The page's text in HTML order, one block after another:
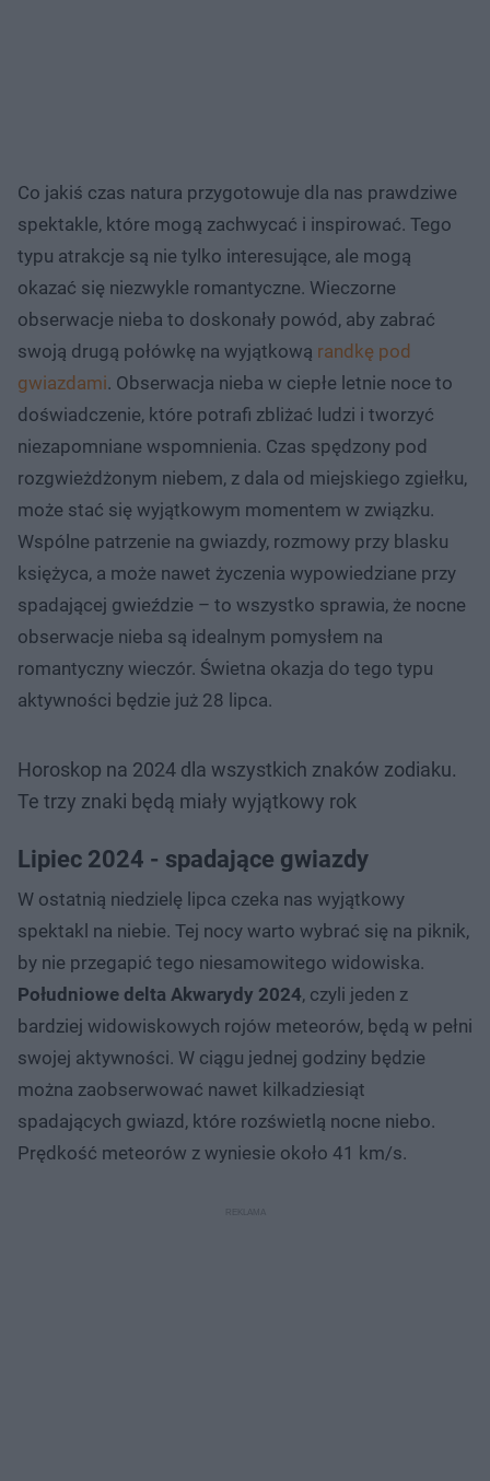
Co jakiś czas natura przygotowuje dla nas prawdziwe
spektakle, które mogą zachwycać i inspirować. Tego
typu atrakcje są nie tylko interesujące, ale mogą
okazać się niezwykle romantyczne. Wieczorne
obserwacje nieba to doskonały powód, aby zabrać
swoją drugą połówkę na wyjątkową randkę pod
gwiazdami. Obserwacja nieba w ciepłe letnie noce to
doświadczenie, które potrafi zbliżać ludzi i tworzyć
niezapomniane wspomnienia. Czas spędzony pod
rozgwieżdżonym niebem, z dala od miejskiego zgiełku,
może stać się wyjątkowym momentem w związku.
Wspólne patrzenie na gwiazdy, rozmowy przy blasku
księżyca, a może nawet życzenia wypowiedziane przy
spadającej gwieździe – to wszystko sprawia, że nocne
obserwacje nieba są idealnym pomysłem na
romantyczny wieczór. Świetna okazja do tego typu
aktywności będzie już 28 lipca.
Horoskop na 2024 dla wszystkich znaków zodiaku.
Te trzy znaki będą miały wyjątkowy rok
Lipiec 2024 - spadające gwiazdy
W ostatnią niedzielę lipca czeka nas wyjątkowy
spektakl na niebie. Tej nocy warto wybrać się na piknik,
by nie przegapić tego niesamowitego widowiska.
Południowe delta Akwarydy 2024, czyli jeden z
bardziej widowiskowych rojów meteorów, będą w pełni
swojej aktywności. W ciągu jednej godziny będzie
można zaobserwować nawet kilkadziesiąt
spadających gwiazd, które rozświetlą nocne niebo.
Prędkość meteorów z wyniesie około 41 km/s.